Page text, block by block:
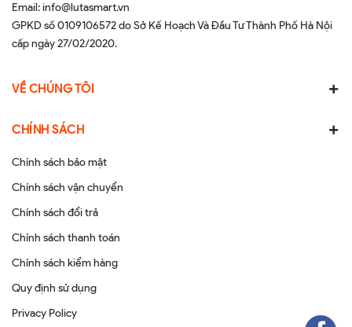
Email:info@lutasmart.vn
GPKD số 0109106572 do Sở Kế Hoạch Và Đầu Tư Thành Phố Hà Nội
cấp ngày 27/02/2020.
VỀ CHÚNG TÔI
CHÍNH SÁCH
Chính sách bảo mật
Chính sách vận chuyển
Chính sách đổi trả
Chính sách thanh toán
Chính sách kiểm hàng
Quy định sử dụng
Privacy Policy